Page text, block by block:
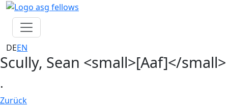
Navigation überspringen
DEEN
Scully, Sean <small>[Aaf]</small>
.
Zurück